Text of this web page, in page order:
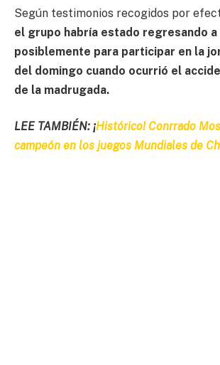
Según testimonios recogidos por
el grupo habría estado regresando a
posiblemente para participar en la
del domingo cuando ocurrió el
de la madrugada.
LEE TAMBIÉN: ¡Histórico! Conrrado
campeón en los juegos Mundiales de